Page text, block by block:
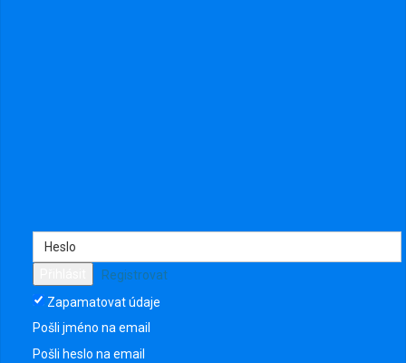
Registrovat
Zapamatovat údaje
Pošli jméno na email
Pošli heslo na email